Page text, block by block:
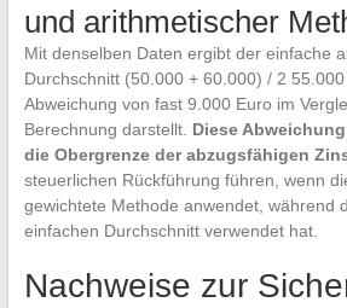
und arithmetischer
Mit denselben Daten ergibt der einfache
Durchschnitt (50.000 + 60.000) / 2
Abweichung von fast 9.000 Euro im
Berechnung darstellt. Diese
die Obergrenze der abzugsfähigen
steuerlichen Rückführung führen, wenn
gewichtete Methode anwendet, während
einfachen Durchschnitt verwendet hat.
Nachweise zur